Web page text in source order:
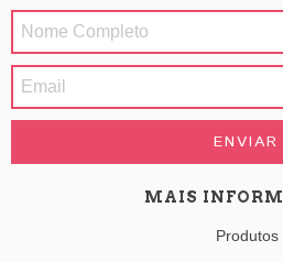
MAIS
Produtos